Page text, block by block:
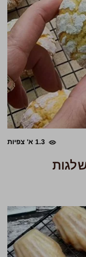
1.3 א' צפיות